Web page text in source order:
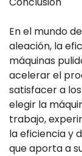
En el mundo
aleación, la
máquinas
acelerar el
satisfacer a
elegir la
trabajo,
la eficiencia y
que aporta a